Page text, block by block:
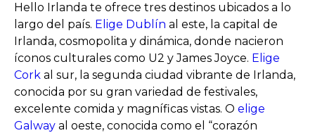
Hello Irlanda te ofrece tres destinos ubicados a lo
largo del país. Elige Dublín al este, la capital de
Irlanda, cosmopolita y dinámica, donde nacieron
íconos culturales como U2 y James Joyce. Elige
Cork al sur, la segunda ciudad vibrante de Irlanda,
conocida por su gran variedad de festivales,
excelente comida y magníficas vistas. O elige
Galway al oeste, conocida como el “corazón